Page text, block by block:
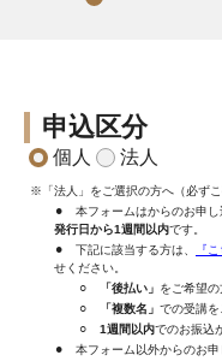
申込区分
個人 法人
※「法人」をご選択の方へ（必ずこ
⚫︎ 本フォームはからのお申し
発行日から1週間以内です。
⚫︎ 下記に該当する方は、
『
せください。
⚪︎
「後払い」 をご希望の
⚪︎
「複数名」 での受講
⚪︎ 1週間以内でのお振込
⚫︎ 本フォーム以外からのお